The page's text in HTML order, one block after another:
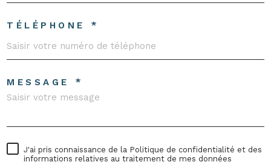
TÉLÉPHONE *
MESSAGE *
J'ai pris connaissance de la Politique de confidentialité et des
informations relatives au traitement de mes données